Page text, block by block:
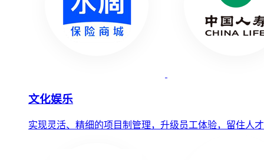
文化娱乐
实现灵活、精细的项目制管理，升级员工体验，留住人才